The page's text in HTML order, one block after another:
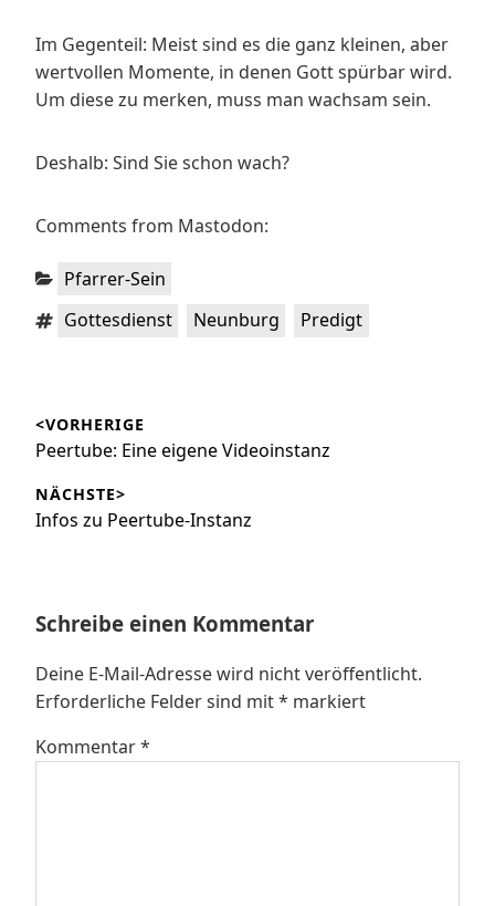
Im Gegenteil: Meist sind es die ganz kleinen, aber
wertvollen Momente, in denen Gott spürbar wird.
Um diese zu merken, muss man wachsam sein.
Deshalb: Sind Sie schon wach?
Comments from Mastodon:
Kategorien:
Pfarrer-Sein
Schlagwörter:
Gottesdienst Neunburg Predigt
<VORHERIGE
Vorheriger
Peertube: Eine eigene Videoinstanz
NÄCHSTE>
Nächster
Infos zu Peertube-Instanz
Schreibe einen Kommentar
Deine E-Mail-Adresse wird nicht veröffentlicht.
Erforderliche Felder sind mit* markiert
Kommentar*